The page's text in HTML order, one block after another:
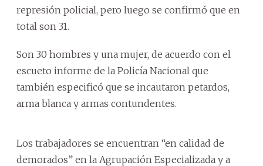
represión policial, pero luego se confirmó que en
total son 31.
Son 30 hombres y una mujer, de acuerdo con el
escueto informe de la Policía Nacional que
también especificó que se incautaron petardos,
arma blanca y armas contundentes.
Los trabajadores se encuentran “en calidad de
demorados” en la Agrupación Especializada y a